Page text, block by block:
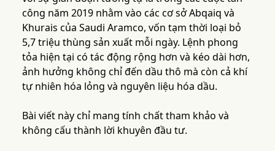
công năm 2019 nhằm vào các cơ sở Abqaiq và
Khurais của Saudi Aramco, vốn tạm thời loại bỏ
5,7 triệu thùng sản xuất mỗi ngày. Lệnh phong
tỏa hiện tại có tác động rộng hơn và kéo dài hơn,
ảnh hưởng không chỉ đến dầu thô mà còn cả khí
tự nhiên hóa lỏng và nguyên liệu hóa dầu.
Bài viết này chỉ mang tính chất tham khảo và
không cấu thành lời khuyên đầu tư.